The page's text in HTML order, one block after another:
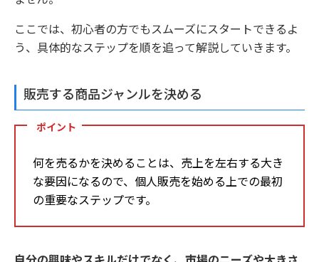
ここでは、初心者の方でもスムーズにスタートできるよ
う、具体的なステップを順を追って解説していきます。
販売する商品ジャンルを決める
ポイント
何を売るかを決めることは、売上を左右する大き
な要因になるので、個人販売を始める上での最初
の重要なステップです。